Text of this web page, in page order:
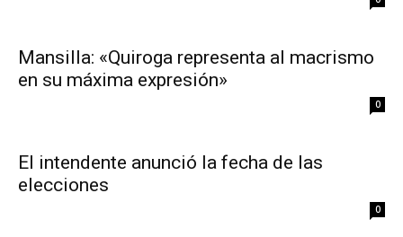
Mansilla: «Quiroga representa al macrismo
en su máxima expresión»
0
El intendente anunció la fecha de las
elecciones
0